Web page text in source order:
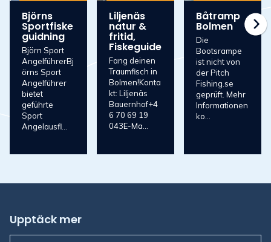
Björns
Sportfiske
guidning
Björn Sport
AngelführerBj
örns Sport
Angelführer
bietet
geführte
Sport
Angelausfl...
Liljenäs
natur &
fritid,
Fiskeguide
Fang deinen
Traumfisch in
Bolmen!Konta
kt: Liljenäs
Bauernhof+4
6 70 69 19
043E-Ma...
Båtramp
Bolmen
Die
Bootsrampe
ist nicht von
der Pitch
Fishing.se
geprüft. Mehr
Informationen
ko...
Upptäck mer